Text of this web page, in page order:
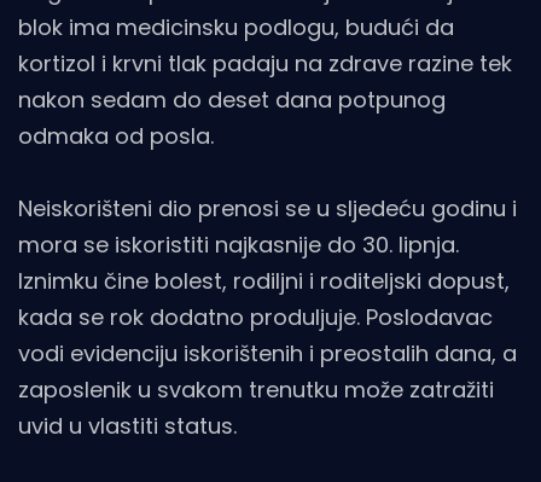
blok ima medicinsku podlogu, budući da
kortizol i krvni tlak padaju na zdrave razine tek
nakon sedam do deset dana potpunog
odmaka od posla.
Neiskorišteni dio prenosi se u sljedeću godinu i
mora se iskoristiti najkasnije do 30. lipnja.
Iznimku čine bolest, rodiljni i roditeljski dopust,
kada se rok dodatno produljuje. Poslodavac
vodi evidenciju iskorištenih i preostalih dana, a
zaposlenik u svakom trenutku može zatražiti
uvid u vlastiti status.